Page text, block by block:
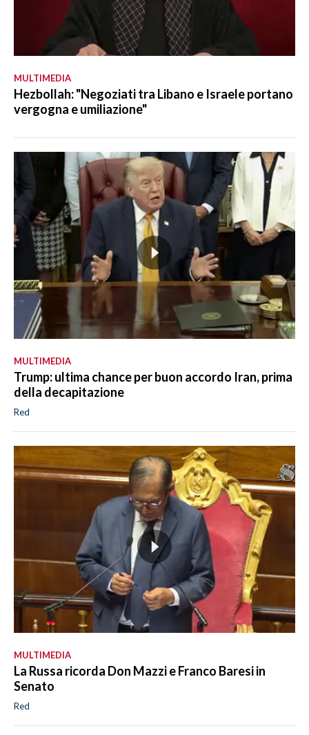
MULTIMEDIA
Hezbollah: "Negoziati tra Libano e Israele portano
vergogna e umiliazione"
MULTIMEDIA
Trump: ultima chance per buon accordo Iran, prima
della decapitazione
Red
MULTIMEDIA
La Russa ricorda Don Mazzi e Franco Baresi in
Senato
Red